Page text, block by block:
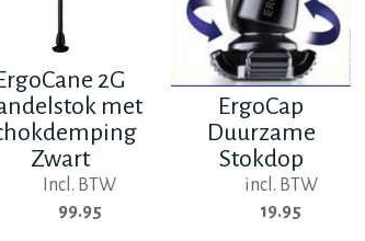
2G
met
Zwart
Incl. BTW
99.95
ErgoCap
Duurzame
Stokdop
incl. BTW
19.95